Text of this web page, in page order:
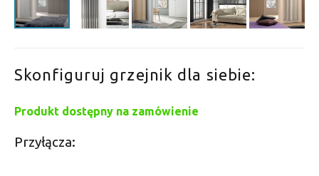
Skonfiguruj grzejnik dla siebie:
Produkt dostępny na zamówienie
Przyłącza: